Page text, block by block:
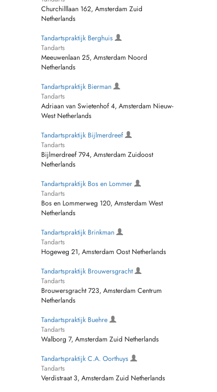
Churchilllaan 162, Amsterdam Zuid
Netherlands
Tandartspraktijk Berghuis
Tandarts
Meeuwenlaan 25, Amsterdam Noord
Netherlands
Tandartspraktijk Bierman
Tandarts
Adriaan van Swietenhof 4, Amsterdam Nieuw-
West Netherlands
Tandartspraktijk Bijlmerdreef
Tandarts
Bijlmerdreef 794, Amsterdam Zuidoost
Netherlands
Tandartspraktijk Bos en Lommer
Tandarts
Bos en Lommerweg 120, Amsterdam West
Netherlands
Tandartspraktijk Brinkman
Tandarts
Hogeweg 21, Amsterdam Oost Netherlands
Tandartspraktijk Brouwersgracht
Tandarts
Brouwersgracht 723, Amsterdam Centrum
Netherlands
Tandartspraktijk Buehre
Tandarts
Walborg 7, Amsterdam Zuid Netherlands
Tandartspraktijk C.A. Oorthuys
Tandarts
Verdistraat 3, Amsterdam Zuid Netherlands